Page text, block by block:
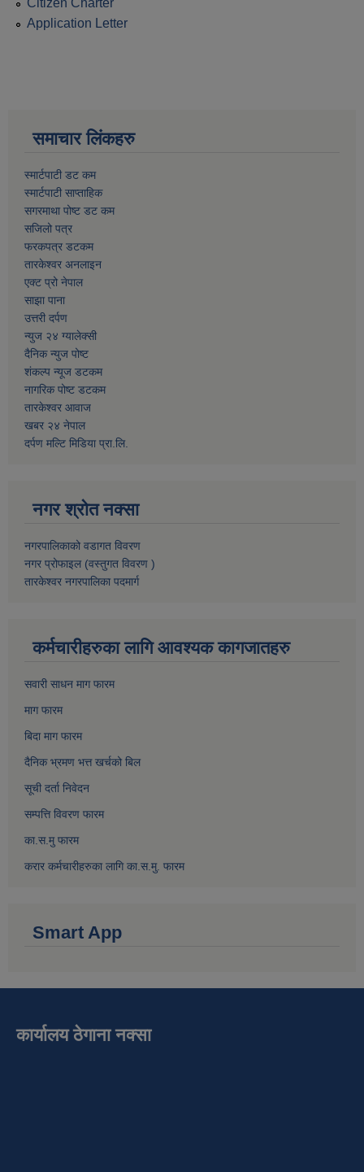
Citizen Charter
Application Letter
समाचार लिंकहरु
स्मार्टपाटी डट कम
स्मार्टपाटी साप्ताहिक
सगरमाथा पोष्ट डट कम
सजिलो पत्र
फरकपत्र डटकम
तारकेश्वर अनलाइन
एक्ट प्रो नेपाल
साझा पाना
उत्तरी दर्पण
न्युज २४ ग्यालेक्सी
दैनिक न्युज पोष्ट
शंकल्प न्यूज डटकम
नागरिक पोष्ट डटकम
तारकेश्वर आवाज
खबर २४ नेपाल
दर्पण मल्टि मिडिया प्रा.लि.
नगर श्रोत नक्सा
नगरपालिकाको वडागत विवरण
नगर प्रोफाइल (वस्तुगत विवरण )
तारकेश्वर नगरपालिका पदमार्ग
कर्मचारीहरुका लागि आवश्यक कागजातहरु
सवारी साधन माग फारम
माग फारम
बिदा माग फारम
दैनिक भ्रमण भत्त खर्चको बिल
सूची दर्ता निवेदन
सम्पत्ति विवरण फारम
का.स.मु फारम
करार कर्मचारीहरुका लागि का.स.मु. फारम
Smart App
कार्यालय ठेगाना नक्सा